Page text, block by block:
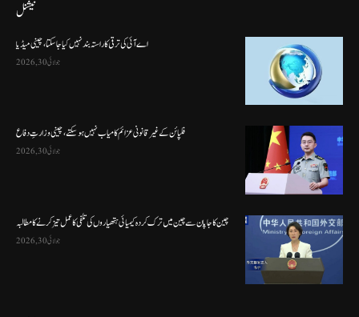
نیشنل
اے آئی کی ترقی کا راستہ بند نہیں کیا جا سکتا، چینی میڈیا
جولائی 30, 2026
فلپائن کے غیر قانونی عزائم کامیاب نہیں ہو سکتے ، چینی وزارتِ دفاع
جولائی 30, 2026
چین کا جاپان سے چین میں ترک کردہ کیمیائی ہتھیاروں کی تلفی کا عمل تیز کرنے کا مطالبہ
جولائی 30, 2026